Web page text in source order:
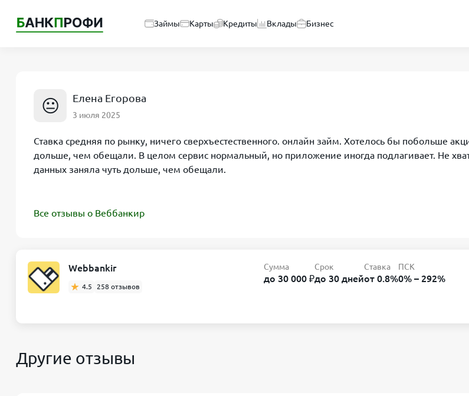
Займы Карты Кредиты Вклады Бизнес
😐 Елена Егорова
3 июля 2025
Ставка средняя по рынку, ничего сверхъестественного. онлайн займ. Хотелось бы побольше
дольше, чем обещали. В целом сервис нормальный, но приложение иногда подлагивает. Не
данных заняла чуть дольше, чем обещали.
Все отзывы о Веббанкир
Webbankir
4.5 258 отзывов
Сумма
до 30 000 ₽
Срок
до 30 дней
Ставка
от 0.8%
ПСК
0% – 292%
Другие отзывы